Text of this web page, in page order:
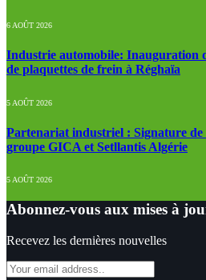
6 AOÛT 2026
Industrie automobile: Inauguration
de plaquettes de frein à Réghaïa
5 AOÛT 2026
Partenariat industriel : Signature de
groupe GICA et Setllantis Algérie
5 AOÛT 2026
Abonnez-vous aux mises à
Recevez les dernières nouvelles